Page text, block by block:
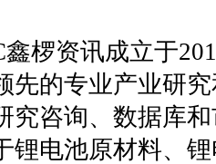
鑫椤资讯成立于
先的专业产业研
究咨询、数据库
锂电池原材料、